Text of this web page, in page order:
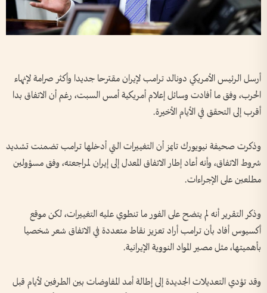
أرسل الرئيس الأمريكي دونالد ترامب لإيران مقترحا جديدا وأكثر صرامة لإنهاء
الحرب، وفق ما أفادت وسائل إعلام أمريكية أمس السبت، رغم أن الاتفاق بدا
أقرب إلى التحقق في الأيام الأخيرة.
وذكرت صحيفة نيويورك تايمز أن التغييرات التي أدخلها ترامب تضمنت تشديد
شروط الاتفاق، وأنه أعاد إطار الاتفاق المعدل إلى إيران لمراجعته، وفق مسؤولين
مطلعين على الإجراءات.
وذكر التقرير أنه لم يتضح على الفور ما تنطوي عليه التغييرات، لكن موقع
أكسيوس أفاد بأن ترامب أراد تعزيز نقاط متعددة في الاتفاق شعر شخصيا
بأهميتها، مثل مصير المواد النووية الإيرانية.
وقد تؤدي التعديلات الجديدة إلى إطالة أمد المفاوضات بين الطرفين لأيام قبل